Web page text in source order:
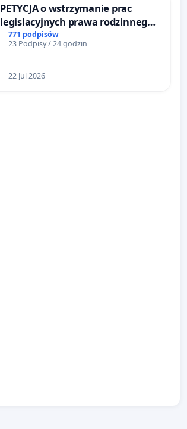
PETYCJA o wstrzymanie prac
legislacyjnych prawa rodzinnego
narażających ofiary przemocy
771 podpisów
23 Podpisy / 24 godzin
22 Jul 2026